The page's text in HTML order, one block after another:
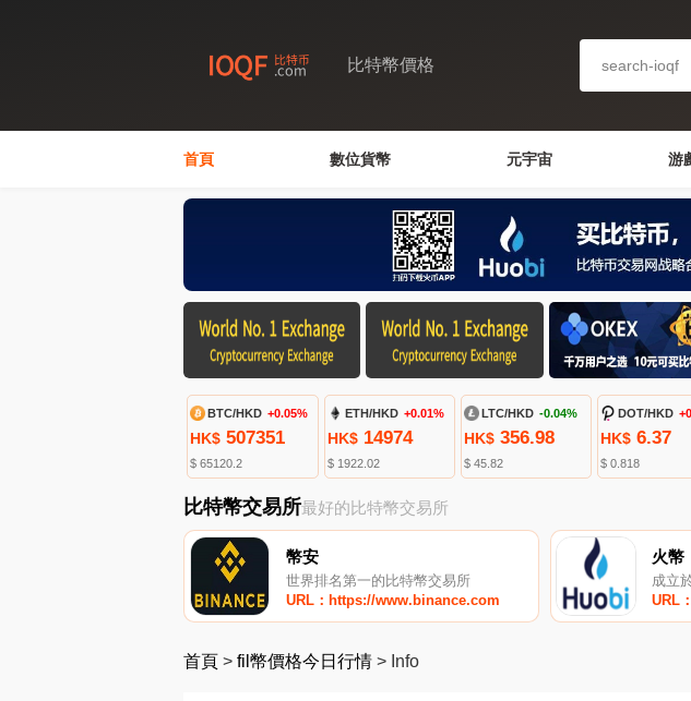
比特幣價格
首頁 數位貨幣 元宇宙 游
BTC/HKD +0.05%
HK$ 507351
$ 65120.2
ETH/HKD +0.01%
HK$14974
$ 1922.02
LTC/HKD -0.04%
HK$356.98
$ 45.82
DOT/HKD
HK$6.37
$ 0.818
比特幣交易所最好的比特幣交易所
幣安
世界排名第一的比特幣交易所
URL：https://www.binance.com
火幣
成立
URL
首頁 > fil幣價格今日行情 > Info